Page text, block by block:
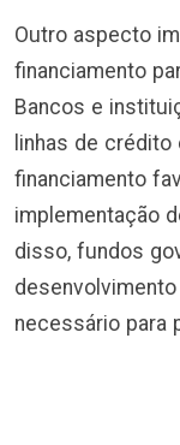
Outro aspecto
financiamento
Bancos e
linhas de
financiamento
implementação
disso, fundos
necessário para